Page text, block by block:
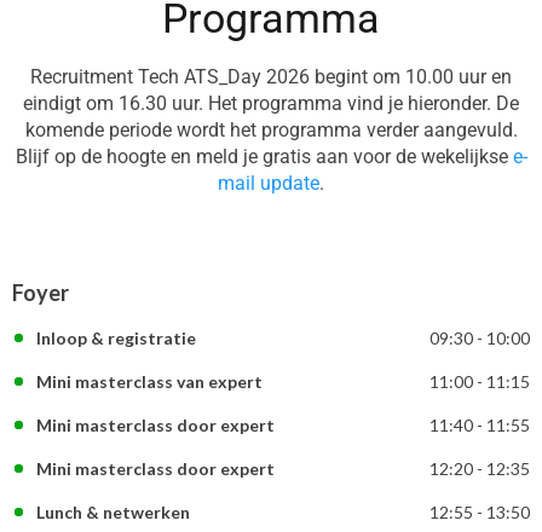
Programma
Recruitment Tech ATS_Day 2026 begint om 10.00 uur en
eindigt om 16.30 uur. Het programma vind je hieronder. De
komende periode wordt het programma verder aangevuld.
Blijf op de hoogte en meld je gratis aan voor de wekelijkse e-
mail update.
Foyer
Inloop & registratie 09:30 - 10:00
Mini masterclass van expert 11:00 - 11:15
Mini masterclass door expert 11:40 - 11:55
Mini masterclass door expert 12:20 - 12:35
Lunch & netwerken 12:55 - 13:50